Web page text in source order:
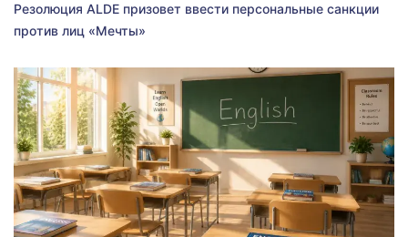
Резолюция ALDE призовет ввести персональные санкции
против лиц «Мечты»